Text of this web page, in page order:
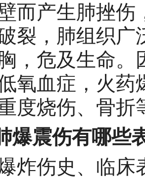
而产生肺挫伤
裂，肺组织广
，危及生命。
氧血症，火
度烧伤、骨折
爆震伤有哪
炸伤史、临床